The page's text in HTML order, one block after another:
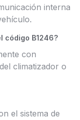
interna
código B1246?
con
climatizador o
el sistema de